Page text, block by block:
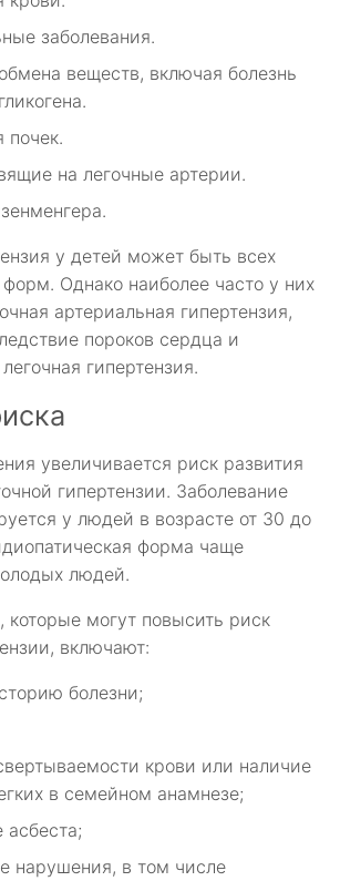
заболевания.
веществ, включая болезнь
почек.
на легочные артерии.
у детей может быть всех
Однако наиболее часто у них
артериальная гипертензия,
пороков сердца и
гипертензия.
увеличивается риск развития
гипертензии. Заболевание
у людей в возрасте от 30 до
форма чаще
людей.
которые могут повысить риск
включают:
болезни;
крови или наличие
в семейном анамнезе;
асбеста;
нарушения, в том числе